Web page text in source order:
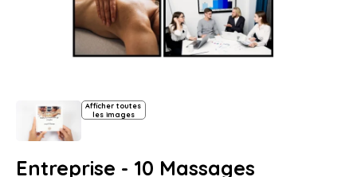
Afficher toutes
les images
Entreprise - 10 Massages